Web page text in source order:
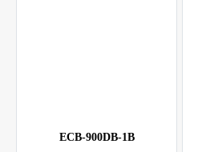
ECB-900DB-1B